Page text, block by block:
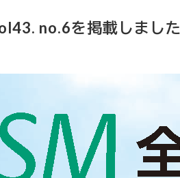
no.6を掲載しました